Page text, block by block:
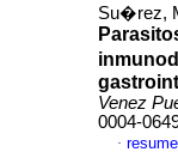
Su�rez,
Venez
0004-
·